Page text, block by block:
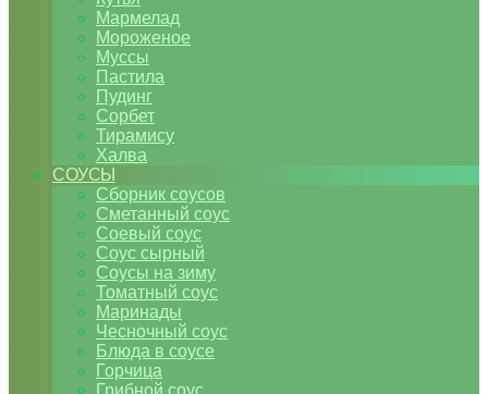
Мармелад
Мороженое
Муссы
Пастила
Пудинг
Сорбет
Тирамису
Халва
СОУСЫ
Сборник соусов
Сметанный соус
Соевый соус
Соус сырный
Соусы на зиму
Томатный соус
Маринады
Чесночный соус
Блюда в соусе
Горчица
Грибной соус